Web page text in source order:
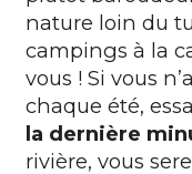
nature loin du
campings à la
vous ! Si vous
chaque été,
la dernière
rivière, vous